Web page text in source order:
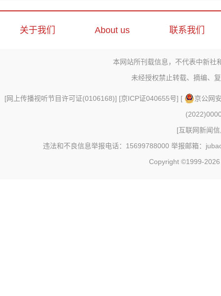
关于我们 About us 联系我们
本网站所刊载信息，不代表中新社
未经授权禁止转载、摘编、
[网上传播视听节目许可证(0106168)] [京ICP证040655号] [
京公网
[互联网新闻
违法和不良信息举报电话：15699788000 举报邮箱：
Copyright ©1999-